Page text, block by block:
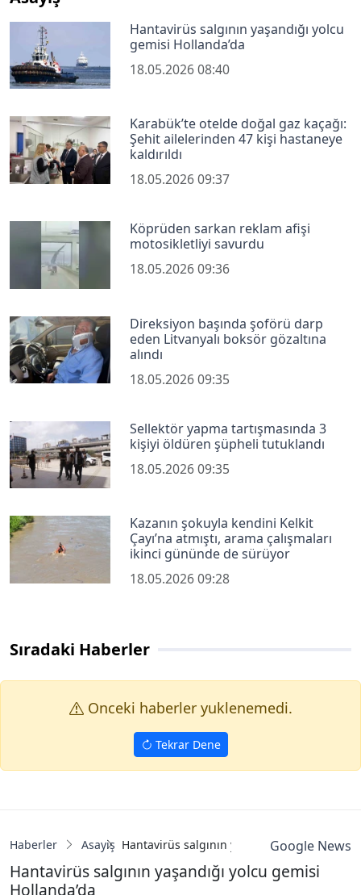
Hantavirüs salgının yaşandığı yolcu
gemisi Hollanda’da
18.05.2026 08:40
Karabük’te otelde doğal gaz kaçağı:
Şehit ailelerinden 47 kişi hastaneye
kaldırıldı
18.05.2026 09:37
Köprüden sarkan reklam afişi
motosikletliyi savurdu
18.05.2026 09:36
Direksiyon başında şoförü darp
eden Litvanyalı boksör gözaltına
alındı
18.05.2026 09:35
Sellektör yapma tartışmasında 3
kişiyi öldüren şüpheli tutuklandı
18.05.2026 09:35
Kazanın şokuyla kendini Kelkit
Çayı’na atmıştı, arama çalışmaları
ikinci gününde de sürüyor
18.05.2026 09:28
Sıradaki Haberler
Onceki haberler yuklenemedi.
Tekrar Dene
Haberler Asayiş Hantavirüs salgının yaşandığı yolcu gemisi
Google News
Hantavirüs salgının yaşandığı yolcu gemisi
Hollanda’da